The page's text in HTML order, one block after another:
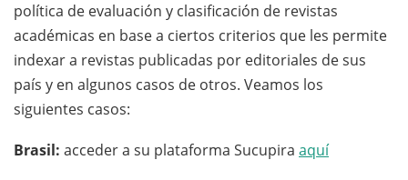
política de evaluación y clasificación de revistas
académicas en base a ciertos criterios que les permite
indexar a revistas publicadas por editoriales de sus
país y en algunos casos de otros. Veamos los
siguientes casos:
Brasil: acceder a su plataforma Sucupira aquí